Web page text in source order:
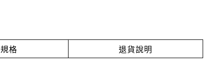
規格 退貨說明